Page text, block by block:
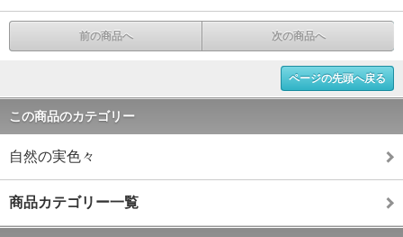
前の商品へ 次の商品へ
ページの先頭へ戻る
この商品のカテゴリー
自然の実色々
商品カテゴリー一覧